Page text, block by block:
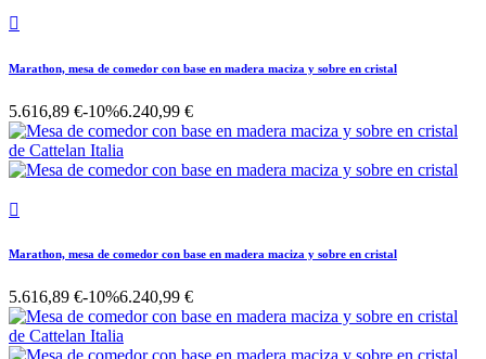

Marathon, mesa de comedor con base en madera maciza y sobre en cristal
5.616,89 €-10%6.240,99 €

Marathon, mesa de comedor con base en madera maciza y sobre en cristal
5.616,89 €-10%6.240,99 €